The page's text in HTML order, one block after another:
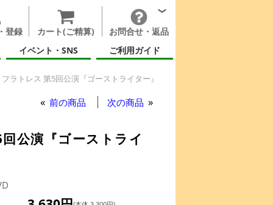
登録 カート(ご精算)
お問合せ・返品
イベント・SNS
ご利用ガイド
ラトレス 第5回公演『ゴーストライター』
前の商品 次の商品
公演『ゴーストライ